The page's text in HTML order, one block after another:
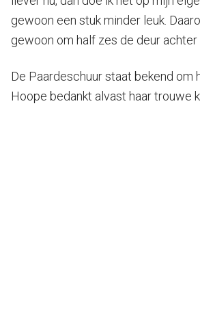
gewoon een stuk minder leuk.
gewoon om half zes de deur achter
De Paardeschuur staat bekend om
Hoope bedankt alvast haar trouwe